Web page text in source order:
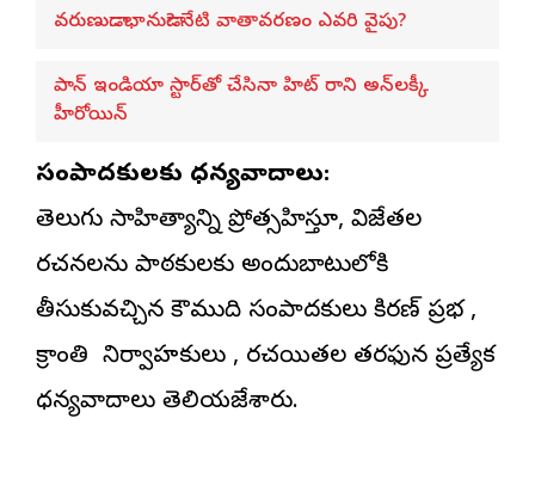
వరుణుడా.. భానుడా? నేటి వాతావరణం ఎవరి వైపు?
పాన్ ఇండియా స్టార్‌తో చేసినా హిట్ రాని అన్‌లక్కీ
హీరోయిన్
సంపాదకులకు ధన్యవాదాలు:
తెలుగు సాహిత్యాన్ని ప్రోత్సహిస్తూ, విజేతల
రచనలను పాఠకులకు అందుబాటులోకి
తీసుకువచ్చిన కౌముది సంపాదకులు కిరణ్ ప్రభ ,
క్రాంతి నిర్వాహకులు , రచయితల తరఫున ప్రత్యేక
ధన్యవాదాలు తెలియజేశారు.